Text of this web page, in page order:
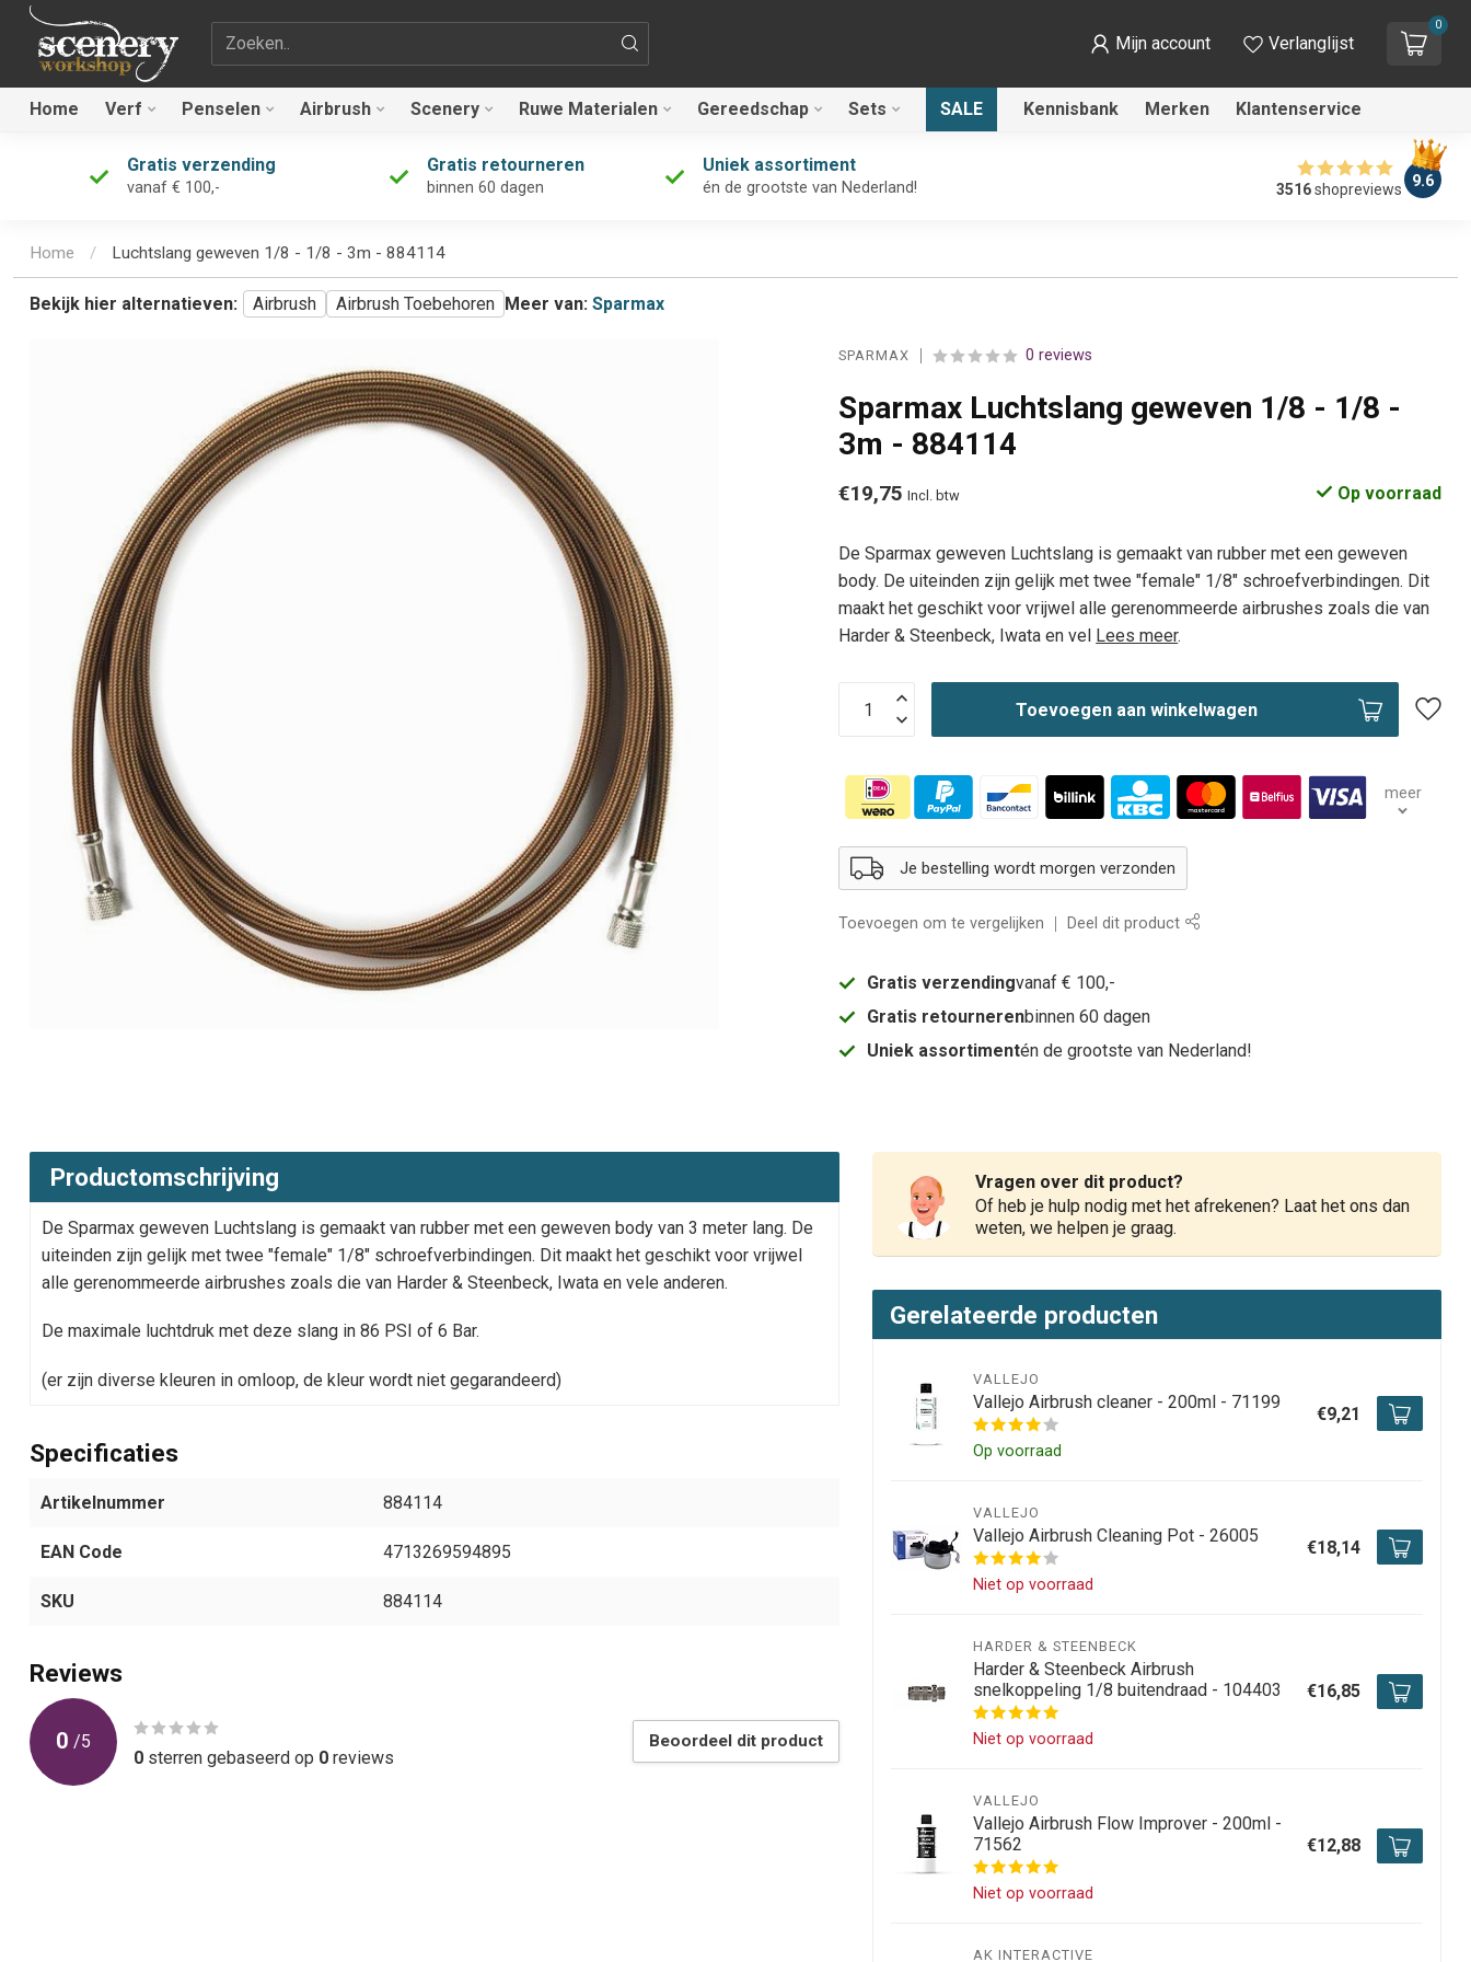
Zoekterm Mijn account Verlanglijst
0
Home Verf Penselen Airbrush Scenery Ruwe Materialen Gereedschap Sets SALE Kennisbank Merken Klantenservice
Gratis verzending
vanaf € 100,-
Gratis retourneren
binnen 60 dagen
Uniek assortiment
én de grootste van Nederland! 3516shopreviews 9.6
Home / Luchtslang geweven 1/8 - 1/8 - 3m - 884114
Bekijk hier alternatieven: Airbrush Airbrush Toebehoren Meer van: Sparmax
SPARMAX 0 reviews
Sparmax Luchtslang geweven 1/8 - 1/8 -
3m - 884114
€19,75 Incl. btw Op voorraad
De Sparmax geweven Luchtslang is gemaakt van rubber met een geweven
body. De uiteinden zijn gelijk met twee "female" 1/8" schroefverbindingen. Dit
maakt het geschikt voor vrijwel alle gerenommeerde airbrushes zoals die van
Harder & Steenbeck, Iwata en vel
Lees meer.
Toevoegen aan winkelwagen
meer
Je bestelling wordt morgen verzonden
Toevoegen om te vergelijken Deel dit product
Gratis verzendingvanaf € 100,-
Gratis retournerenbinnen 60 dagen
Uniek assortimentén de grootste van Nederland!
Productomschrijving
De Sparmax geweven Luchtslang is gemaakt van rubber met een geweven body van 3 meter lang. De
uiteinden zijn gelijk met twee "female" 1/8" schroefverbindingen. Dit maakt het geschikt voor vrijwel
alle gerenommeerde airbrushes zoals die van Harder & Steenbeck, Iwata en vele anderen.
De maximale luchtdruk met deze slang in 86 PSI of 6 Bar.
(er zijn diverse kleuren in omloop, de kleur wordt niet gegarandeerd)
Specificaties
Artikelnummer 884114
EAN Code 4713269594895
SKU 884114
Reviews
0 /5
0 sterren gebaseerd op 0 reviews
Beoordeel dit product
Vragen over dit product?
Of heb je hulp nodig met het afrekenen? Laat het ons dan
weten, we helpen je graag.
Gerelateerde producten
VALLEJO
Vallejo Airbrush cleaner - 200ml - 71199
Op voorraad
€9,21
VALLEJO
Vallejo Airbrush Cleaning Pot - 26005
Niet op voorraad
€18,14
HARDER & STEENBECK
Harder & Steenbeck Airbrush
snelkoppeling 1/8 buitendraad - 104403
Niet op voorraad
€16,85
VALLEJO
Vallejo Airbrush Flow Improver - 200ml -
71562
Niet op voorraad
€12,88
AK INTERACTIVE